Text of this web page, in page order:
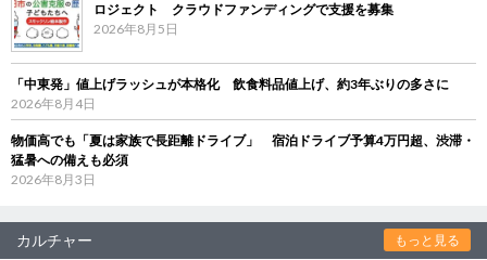
ロジェクト クラウドファンディングで支援を募集
2026年8月5日
「中東発」値上げラッシュが本格化 飲食料品値上げ、約3年ぶりの多さに
2026年8月4日
物価高でも「夏は家族で長距離ドライブ」 宿泊ドライブ予算4万円超、渋滞・
猛暑への備えも必須
2026年8月3日
カルチャー もっと見る